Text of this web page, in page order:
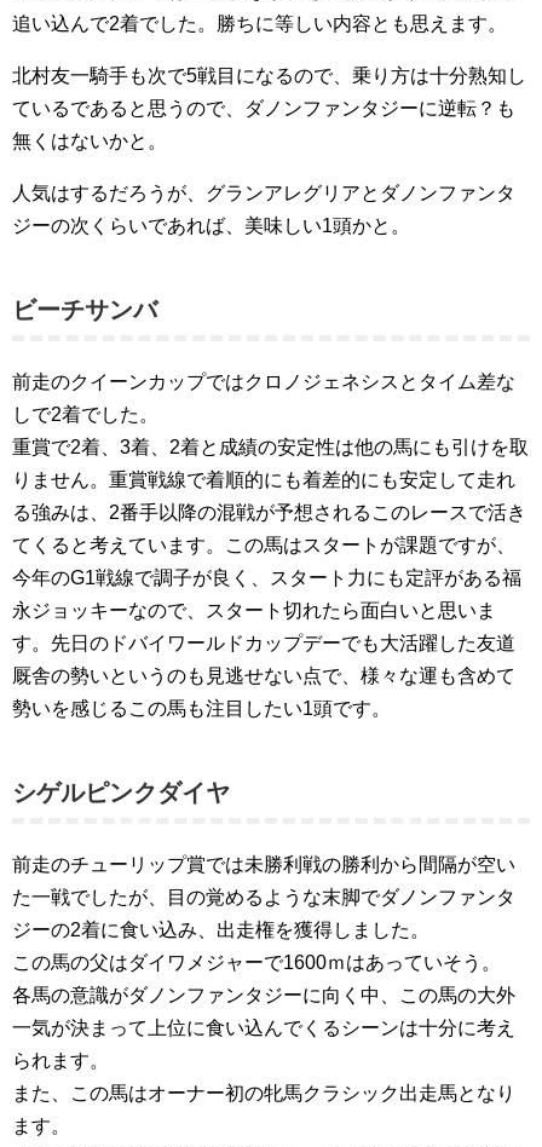
追い込んで2着でした。勝ちに等しい内容とも思えます。
北村友一騎手も次で5戦目になるので、乗り方は十分熟知し
ているであると思うので、ダノンファンタジーに逆転？も
無くはないかと。
人気はするだろうが、グランアレグリアとダノンファンタ
ジーの次くらいであれば、美味しい1頭かと。
ビーチサンバ
前走のクイーンカップではクロノジェネシスとタイム差な
しで2着でした。
重賞で2着、3着、2着と成績の安定性は他の馬にも引けを取
りません。重賞戦線で着順的にも着差的にも安定して走れ
る強みは、2番手以降の混戦が予想されるこのレースで活き
てくると考えています。この馬はスタートが課題ですが、
今年のG1戦線で調子が良く、スタート力にも定評がある福
永ジョッキーなので、スタート切れたら面白いと思いま
す。先日のドバイワールドカップデーでも大活躍した友道
厩舎の勢いというのも見逃せない点で、様々な運も含めて
勢いを感じるこの馬も注目したい1頭です。
シゲルピンクダイヤ
前走のチューリップ賞では未勝利戦の勝利から間隔が空い
た一戦でしたが、目の覚めるような末脚でダノンファンタ
ジーの2着に食い込み、出走権を獲得しました。
この馬の父はダイワメジャーで1600ｍはあっていそう。
各馬の意識がダノンファンタジーに向く中、この馬の大外
一気が決まって上位に食い込んでくるシーンは十分に考え
られます。
また、この馬はオーナー初の牝馬クラシック出走馬となり
ます。